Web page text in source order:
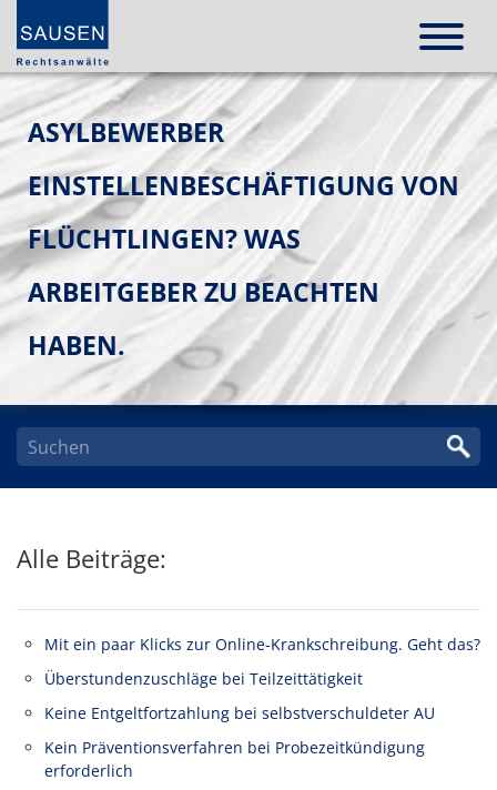
ASYLBEWERBER
EINSTELLENBESCHÄFTIGUNG VON
FLÜCHTLINGEN? WAS
ARBEITGEBER ZU BEACHTEN
HABEN.
Alle Beiträge:
Mit ein paar Klicks zur Online-Krankschreibung. Geht das?
Überstundenzuschläge bei Teilzeittätigkeit
Keine Entgeltfortzahlung bei selbstverschuldeter AU
Kein Präventionsverfahren bei Probezeitkündigung
erforderlich